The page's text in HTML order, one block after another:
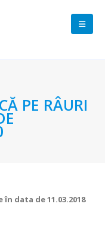
PE RÂURI
data de 11.03.2018